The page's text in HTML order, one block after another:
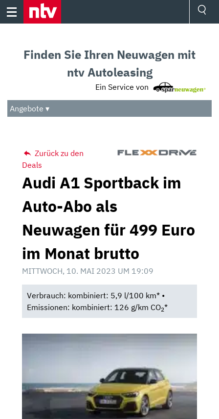
Skip
Audio
Das Beste
Finden Sie Ihren Neuwagen mit
ntv Autoleasing
Ein Service von
Angebote ▾
Zurück zu den
Deals
Audi A1 Sportback im
Auto-Abo als
Neuwagen für 499 Euro
im Monat brutto
MITTWOCH, 10. MAI 2023 UM 19:09
Verbrauch: kombiniert: 5,9 l/100 km* •
Emissionen: kombiniert: 126 g/km CO2*